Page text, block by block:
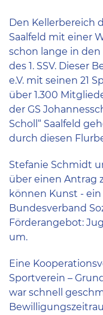
Den Kellerbereich
Saalfeld mit einer
schon lange in
des 1. SSV. Dieser
e.V. mit seinen 21
über 1.300
der GS
Scholl“ Saalfeld
durch diesen
Stefanie Schmidt
über einen Antrag
können Kunst -
Bundesverband
Förderangebot:
um.
Eine
Sportverein –
war schnell